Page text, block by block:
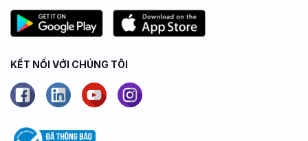
KẾT NỐI VỚI CHÚNG TÔI